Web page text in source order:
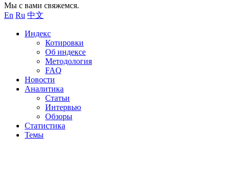
Мы с вами свяжемся.
En Ru 中文
Индекс
Котировки
Об индексе
Методология
FAQ
Новости
Аналитика
Статьи
Интервью
Обзоры
Статистика
Темы